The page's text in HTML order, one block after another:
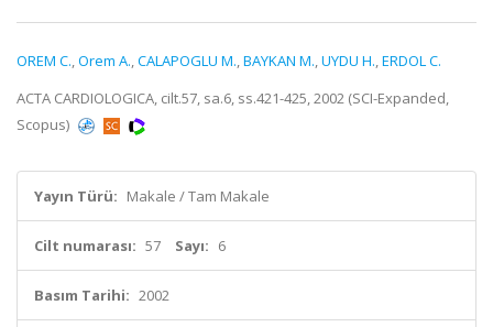
OREM C.,Orem A.,CALAPOGLU M.,BAYKAN M.,UYDU H.,ERDOL C.
ACTA CARDIOLOGICA, cilt.57, sa.6, ss.421-425, 2002 (SCI-Expanded,
Scopus)
Yayın Türü: Makale / Tam Makale
Cilt numarası: 57 Sayı: 6
Basım Tarihi: 2002